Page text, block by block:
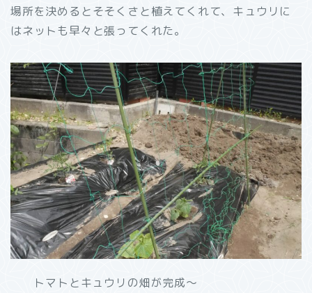
場所を決めるとそそくさと植えてくれて、キュウリに
はネットも早々と張ってくれた。
トマトとキュウリの畑が完成～